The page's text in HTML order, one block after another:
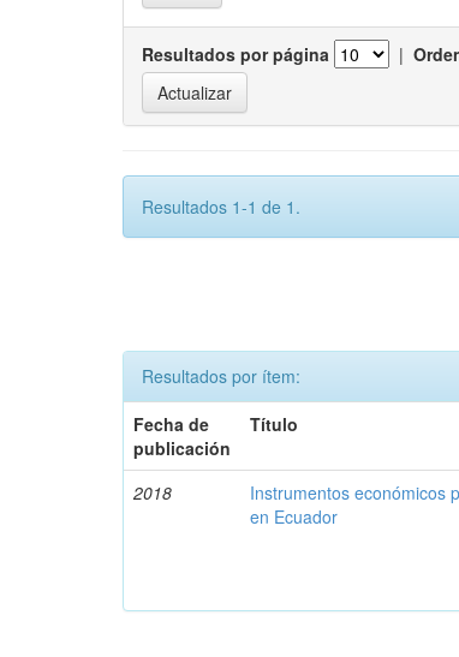
Resultados por página |
Resultados 1-1 de 1.
Resultados por ítem:
Fecha de
publicación
Título
2018
Instrumentos económicos
en Ecuador